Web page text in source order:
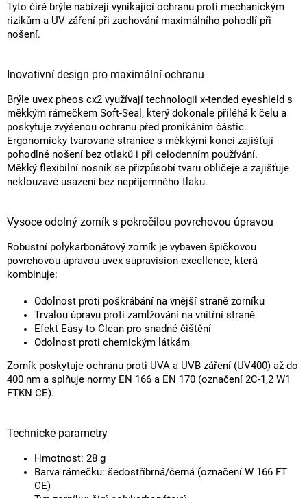
Tyto čiré brýle nabízejí vynikající ochranu proti mechanickým
rizikům a UV záření při zachování maximálního pohodlí při
nošení.
Inovativní design pro maximální ochranu
Brýle uvex pheos cx2 využívají technologii x-tended eyeshield s
měkkým rámečkem Soft-Seal, který dokonale přiléhá k čelu a
poskytuje zvýšenou ochranu před pronikáním částic.
Ergonomicky tvarované stranice s měkkými konci zajišťují
pohodlné nošení bez otlaků i při celodenním používání.
Měkký flexibilní nosník se přizpůsobí tvaru obličeje a zajišťuje
neklouzavé usazení bez nepříjemného tlaku.
Vysoce odolný zorník s pokročilou povrchovou úpravou
Robustní polykarbonátový zorník je vybaven špičkovou
povrchovou úpravou uvex supravision excellence, která
kombinuje:
Odolnost proti poškrábání na vnější straně zorníku
Trvalou úpravu proti zamlžování na vnitřní straně
Efekt Easy-to-Clean pro snadné čištění
Odolnost proti chemickým látkám
Zorník poskytuje ochranu proti UVA a UVB záření (UV400) až do
400 nm a splňuje normy EN 166 a EN 170 (označení 2C-1,2 W1
FTKN CE).
Technické parametry
Hmotnost: 28 g
Barva rámečku: šedostříbrná/černá (označení W 166 FT
CE)